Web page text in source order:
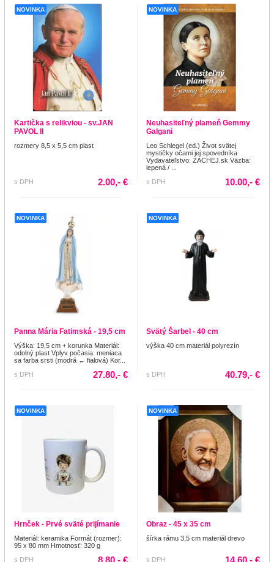
NOVINKA
Kartička s relikviou - sv.JAN
PAVOL II
rozmery 8,5 x 5,5 cm plast
s DPH 2.00,- €
NOVINKA
Neuhasiteľný plameň Gemmy
Galgani
Leo Schlegel (ed.) Život svätej
mystičky očami jej spovedníka
Vydavateľstvo: ZACHEJ.sk Väzba:
lepená / ...
s DPH
10.00,- €
NOVINKA
Panna Mária Fatimská - 19,5 cm
Výška: 19,5 cm + korunka Materiál:
odolný plast Vplyv počasia: meniaca
sa farba srsti (modrá ↔ fialová) Kor...
s DPH
27.80,- €
NOVINKA
Svätý Šarbel - 40 cm
výška 40 cm materiál polyrezín
s DPH 40.79,- €
NOVINKA
Hrnček - Prvé sväté prijímanie
Materiál: keramika Formát (rozmer):
95 x 80 mm Hmotnosť: 320 g
s DPH
8.80,- €
NOVINKA
Obraz - 45 x 35 cm
šírka rámu 3,5 cm materiál drevo
s DPH 14.60,- €